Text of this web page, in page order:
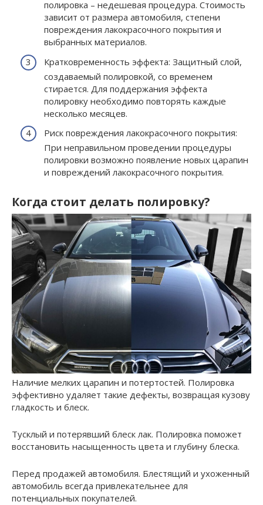
полировка – недешевая процедура. Стоимость
зависит от размера автомобиля, степени
повреждения лакокрасочного покрытия и
выбранных материалов.
Кратковременность эффекта: Защитный слой,
создаваемый полировкой, со временем
стирается. Для поддержания эффекта
полировку необходимо повторять каждые
несколько месяцев.
Риск повреждения лакокрасочного покрытия:
При неправильном проведении процедуры
полировки возможно появление новых царапин
и повреждений лакокрасочного покрытия.
Когда стоит делать полировку?
Наличие мелких царапин и потертостей. Полировка
эффективно удаляет такие дефекты, возвращая кузову
гладкость и блеск.
Тусклый и потерявший блеск лак. Полировка поможет
восстановить насыщенность цвета и глубину блеска.
Перед продажей автомобиля. Блестящий и ухоженный
автомобиль всегда привлекательнее для
потенциальных покупателей.